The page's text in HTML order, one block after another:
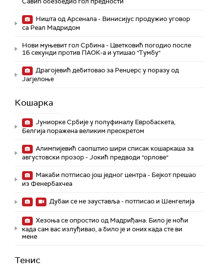
Ништа од Арсенала - Винисијус продужио уговор
са Реал Мадридом
Нови муњевит гол Србина - Цветковић погодио после
16 секунди против ПАОК-а и утишао "Тумбу"
Драгојевић дебитовао за Ренџерс у поразу од
Јагјелоње
Кошарка
Јуниорке Србије у полуфиналу Евробаскета,
Белгија поражена великим преокретом
Алимпијевић саопштио шири списак кошаркаша за
августовски прозор - Јокић предводи "орлове"
Макаби потписао још једног центра - Бејкот прешао
из Фенербахчеа
Дубаи се не зауставља - потписао и Шенгелија
Хезоња се опростио од Мадриђана: Било је ноћи
када сам вас излуђивао, а било је и оних када сте ви
мене
Тенис